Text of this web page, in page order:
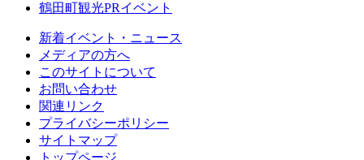
鶴田町観光PRイベント
新着イベント・ニュース
メディアの方へ
このサイトについて
お問い合わせ
関連リンク
プライバシーポリシー
サイトマップ